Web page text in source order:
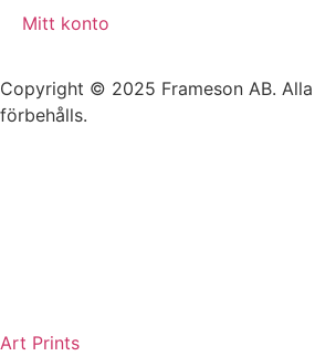
Mitt konto
Copyright © 2025 Frameson AB.
förbehålls.
Art Prints